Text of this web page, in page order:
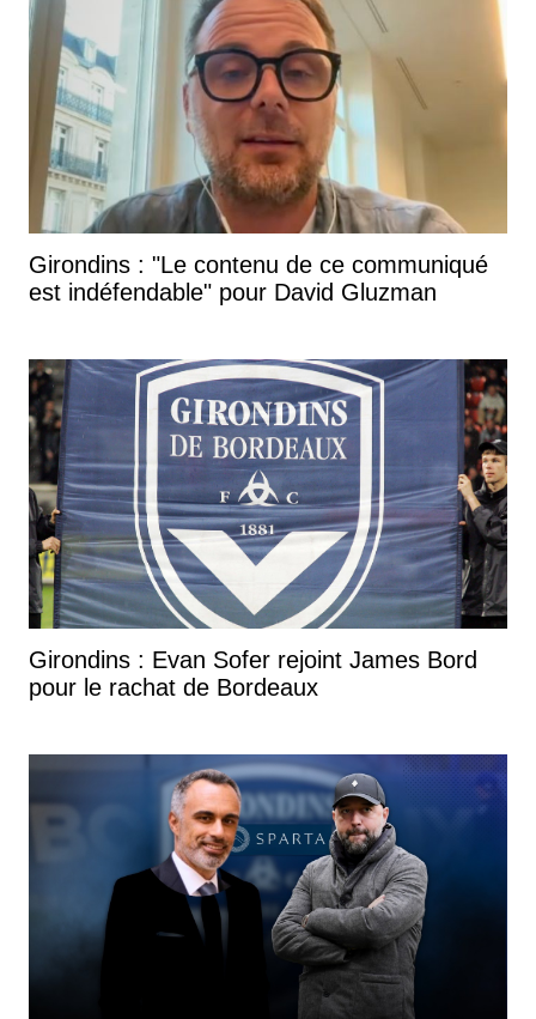
Girondins : "Le contenu de ce communiqué
est indéfendable" pour David Gluzman
Girondins : Evan Sofer rejoint James Bord
pour le rachat de Bordeaux